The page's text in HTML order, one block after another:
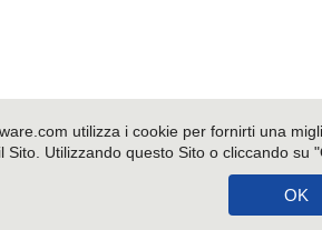
utilizza i cookie per fornirti una
Sito. Utilizzando questo Sito o cliccando su